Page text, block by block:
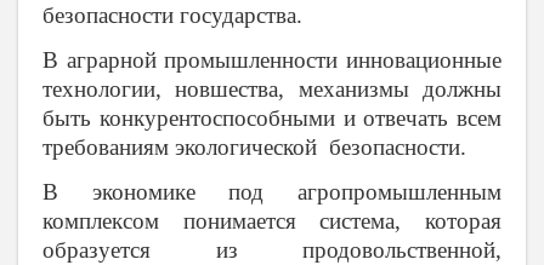
безопасности государства.
В аграрной промышленности инновационные
технологии, новшества, механизмы должны
быть конкурентоспособными и отвечать всем
требованиям экологической безопасности.
В экономике под агропромышленным
комплексом понимается система, которая
образуется из продовольственной,